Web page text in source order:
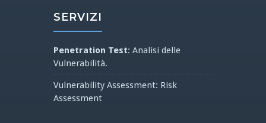
SERVIZI
Penetration Test: Analisi delle
Vulnerabilità.
Vulnerability Assessment: Risk
Assessment